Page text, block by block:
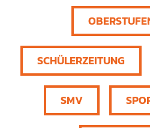
SCHÜLERZEITUNG
SMV